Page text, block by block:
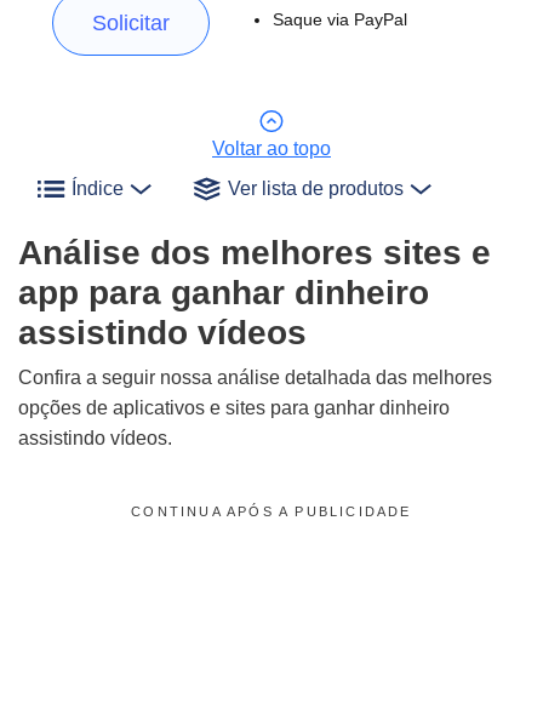
Solicitar Saque via PayPal
Voltar ao topo
Índice
Ver lista de produtos
Análise dos melhores sites e
app para ganhar dinheiro
assistindo vídeos
Confira a seguir nossa análise detalhada das melhores
opções de aplicativos e sites para ganhar dinheiro
assistindo vídeos.
CONTINUA APÓS A PUBLICIDADE